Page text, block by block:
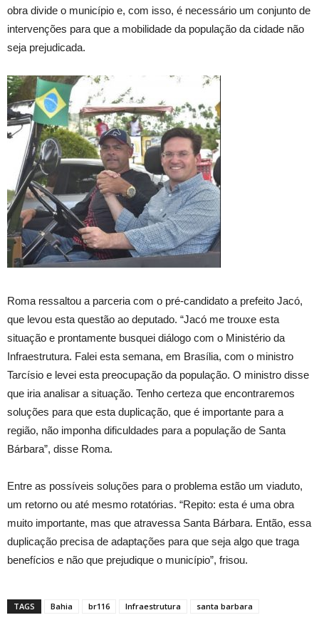
obra divide o município e, com isso, é necessário um conjunto de
intervenções para que a mobilidade da população da cidade não
seja prejudicada.
Roma ressaltou a parceria com o pré-candidato a prefeito Jacó,
que levou esta questão ao deputado. “Jacó me trouxe esta
situação e prontamente busquei diálogo com o Ministério da
Infraestrutura. Falei esta semana, em Brasília, com o ministro
Tarcísio e levei esta preocupação da população. O ministro disse
que iria analisar a situação. Tenho certeza que encontraremos
soluções para que esta duplicação, que é importante para a
região, não imponha dificuldades para a população de Santa
Bárbara”, disse Roma.
Entre as possíveis soluções para o problema estão um viaduto,
um retorno ou até mesmo rotatórias. “Repito: esta é uma obra
muito importante, mas que atravessa Santa Bárbara. Então, essa
duplicação precisa de adaptações para que seja algo que traga
benefícios e não que prejudique o município”, frisou.
TAGS Bahia br116 Infraestrutura santa barbara